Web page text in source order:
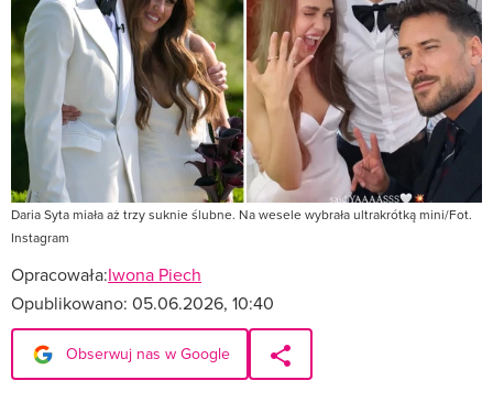
Daria Syta miała aż trzy suknie ślubne. Na wesele wybrała ultrakrótką mini/Fot.
Instagram
Opracowała:Iwona Piech
Opublikowano: 05.06.2026, 10:40
Obserwuj nas w Google